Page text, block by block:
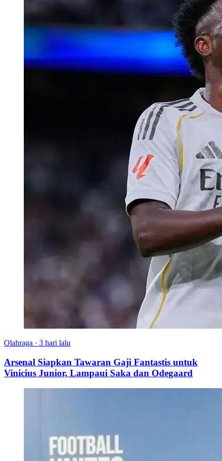
Olahraga · 3 hari lalu
Arsenal Siapkan Tawaran Gaji Fantastis untuk
Vinicius Junior, Lampaui Saka dan Odegaard